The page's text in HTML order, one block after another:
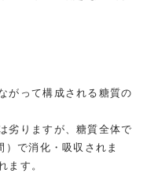
がって構成される糖質の
劣りますが、糖質全体で
で消化・吸収されま
ます。